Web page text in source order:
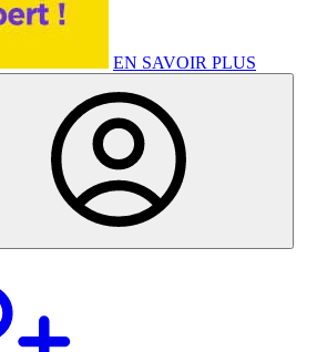
EN SAVOIR PLUS